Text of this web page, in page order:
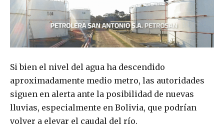
Si bien el nivel del agua ha descendido
aproximadamente medio metro, las autoridades
siguen en alerta ante la posibilidad de nuevas
lluvias, especialmente en Bolivia, que podrían
volver a elevar el caudal del río.